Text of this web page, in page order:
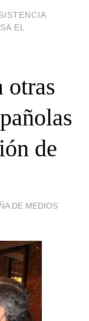
EL
otras
de
DE MEDIOS